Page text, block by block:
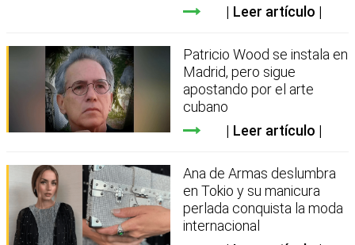
Leer artículo
Patricio Wood se instala en
Madrid, pero sigue
apostando por el arte
cubano
Leer artículo
Ana de Armas deslumbra
en Tokio y su manicura
perlada conquista la moda
internacional